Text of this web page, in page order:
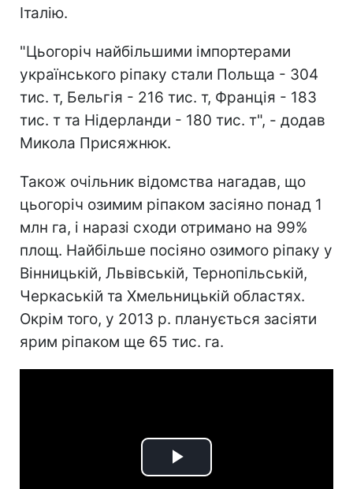
Італію.
"Цьогоріч найбільшими імпортерами
українського ріпаку стали Польща - 304
тис. т, Бельгія - 216 тис. т, Франція - 183
тис. т та Нідерланди - 180 тис. т", - додав
Микола Присяжнюк.
Також очільник відомства нагадав, що
цьогоріч озимим ріпаком засіяно понад 1
млн га, і наразі сходи отримано на 99%
площ. Найбільше посіяно озимого ріпаку у
Вінницькій, Львівській, Тернопільській,
Черкаській та Хмельницькій областях.
Окрім того, у 2013 р. планується засіяти
ярим ріпаком ще 65 тис. га.
Play